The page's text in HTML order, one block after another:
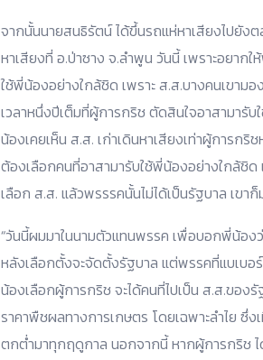
จากนั้นนายสนธิรัตน์ ได้ขึ้นรถแห่หาเสียงไปยั
หาเสียงที่ อ.ป่าซาง จ.ลำพูน วันนี้ เพราะอยาก
ใช้พี่น้องอย่างใกล้ชิด เพราะ ส.ส.บางคนเขาม
เวลาหนึ่งปีเต็มที่ผู้การกริช ตัดสินใจอาสามารั
น้องเคยเห็น ส.ส. เก่าเดินหาเสียงเท่าผู้การก
ต้องเลือกคนที่อาสามารับใช้พี่น้องอย่างใกล้ชิ
เลือก ส.ส. แล้วพรรรคนั้นไม่ได้เป็นรัฐบาล เขา
“วันนี้ผมมาในนามตัวแทนพรรค เพื่อบอกพี่น้อง
หลังเลือกตั้งจะจัดตั้งรัฐบาล แต่พรรคที่แบเบ
น้องเลือกผู้การกริช จะได้คนที่ไปเป็น ส.ส.ของ
ราคาพืชผลทางการเกษตร โดยเฉพาะลำไย ซึ่
ตกต่ำมาทุกฤดูกาล นอกจากนี้ หากผู้การกริช